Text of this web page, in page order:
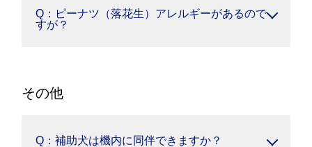
Q：ピーナツ（落花生）アレルギーがあるので
すが？
その他
Q：補助犬は機内に同伴できますか？